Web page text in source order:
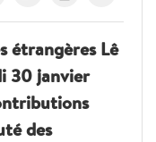
étrangères Lê
30 janvier
des